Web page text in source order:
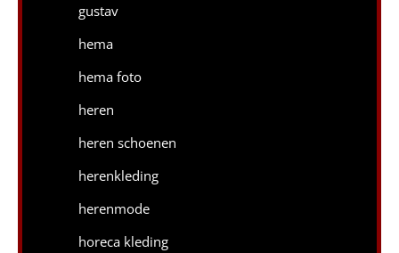
gustav
hema
hema foto
heren
heren schoenen
herenkleding
herenmode
horeca kleding